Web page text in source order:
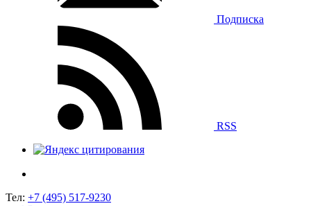
Подписка
RSS
Тел: +7 (495) 517-9230